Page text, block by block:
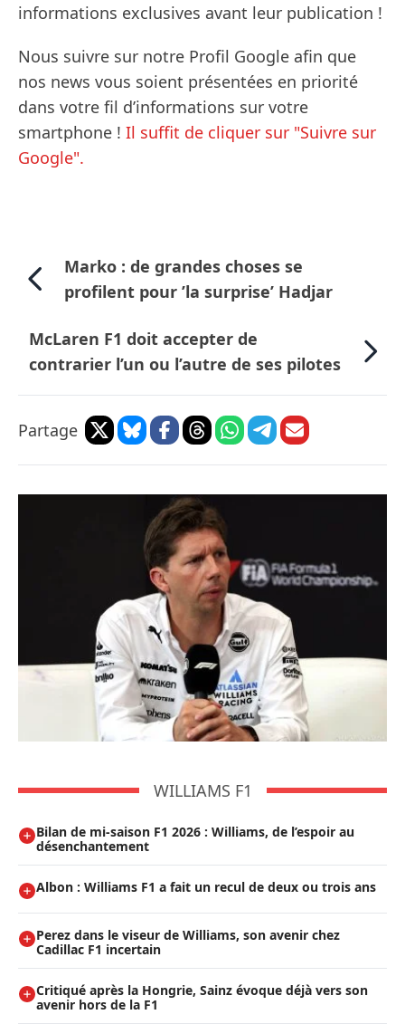
informations exclusives avant leur publication !
Nous suivre sur notre Profil Google afin que
nos news vous soient présentées en priorité
dans votre fil d’informations sur votre
smartphone ! Il suffit de cliquer sur "Suivre sur
Google".
Marko : de grandes choses se
profilent pour ’la surprise’ Hadjar
McLaren F1 doit accepter de
contrarier l’un ou l’autre de ses pilotes
Partage
WILLIAMS F1
Bilan de mi-saison F1 2026 : Williams, de l’espoir au
désenchantement
Albon : Williams F1 a fait un recul de deux ou trois ans
Perez dans le viseur de Williams, son avenir chez
Cadillac F1 incertain
Critiqué après la Hongrie, Sainz évoque déjà vers son
avenir hors de la F1